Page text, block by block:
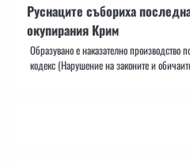
Руснаците събориха
окупирания Крим
Образувано е наказателно производство
кодекс (Нарушение на законите и